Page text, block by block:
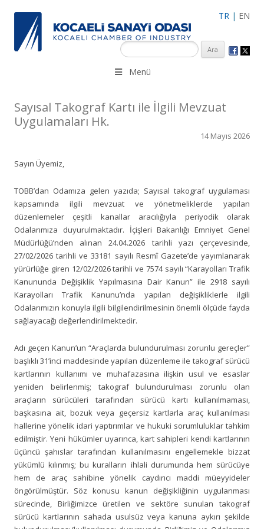
TR | EN
KSO 3500’ü aşkın sanayi kuruluşuna uzman çalışanları ile İzmit
Merkez, Çayırova, Dilovası, Gebze ve İMES OSB’deki ofisleri ile
Menü
Sayısal Takograf Kartı ile İlgili Mevzuat
Uygulamaları Hk.
14 Mayıs 2026
Sayın Üyemiz,
TOBB’dan Odamıza gelen yazıda; Sayısal takograf uygulaması
kapsamında ilgili mevzuat ve yönetmeliklerde yapılan
düzenlemeler çeşitli kanallar aracılığıyla periyodik olarak
Odalarımıza duyurulmaktadır. İçişleri Bakanlığı Emniyet Genel
Müdürlüğü’nden alınan 24.04.2026 tarihli yazı çerçevesinde,
27/02/2026 tarihli ve 33181 sayılı Resmî Gazete’de yayımlanarak
yürürlüğe giren 12/02/2026 tarihli ve 7574 sayılı “Karayolları Trafik
Kanununda Değişiklik Yapılmasına Dair Kanun” ile 2918 sayılı
Karayolları Trafik Kanunu’nda yapılan değişikliklerle ilgili
Odalarımızın konuyla ilgili bilgilendirilmesinin önemli ölçüde fayda
sağlayacağı değerlendirilmektedir.
Adı geçen Kanun’un “Araçlarda bulundurulması zorunlu gereçler”
başlıklı 31’inci maddesinde yapılan düzenleme ile takograf sürücü
kartlarının kullanımı ve muhafazasına ilişkin usul ve esaslar
yeniden belirlenmiş; takograf bulundurulması zorunlu olan
araçların sürücüleri tarafından sürücü kartı kullanılmaması,
başkasına ait, bozuk veya geçersiz kartlarla araç kullanılması
hallerine yönelik idari yaptırımlar ve hukuki sorumluluklar tahkim
edilmiştir. Yeni hükümler uyarınca, kart sahipleri kendi kartlarının
üçüncü şahıslar tarafından kullanılmasını engellemekle bizzat
yükümlü kılınmış; bu kuralların ihlali durumunda hem sürücüye
hem de araç sahibine yönelik caydırıcı maddi müeyyideler
öngörülmüştür. Söz konusu kanun değişikliğinin uygulanması
sürecinde, Birliğimizce üretilen ve sektöre sunulan takograf
sürücü kartlarının sahada usulsüz veya kanuna aykırı şekilde